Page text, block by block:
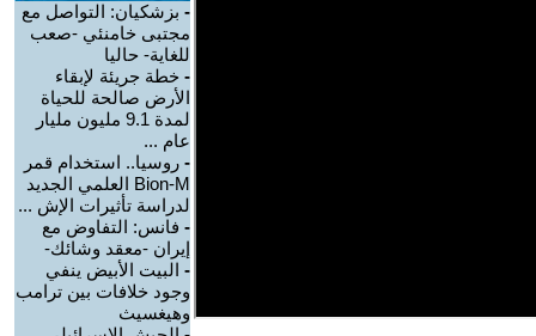
- بزشكيان: التواصل مع
مجتبى خامنئي -صعب
للغاية- حاليا
- خطة جريئة لإبقاء
الأرض صالحة للحياة
لمدة 9.1 مليون مليار
عام ...
- روسيا.. استخدام قمر
Bion-M العلمي الجديد
لدراسة تأثيرات الإش ...
- فانس: التفاوض مع
إيران -معقد وشائك-
- البيت الأبيض ينفي
وجود خلافات بين ترامب
وهيغسيث